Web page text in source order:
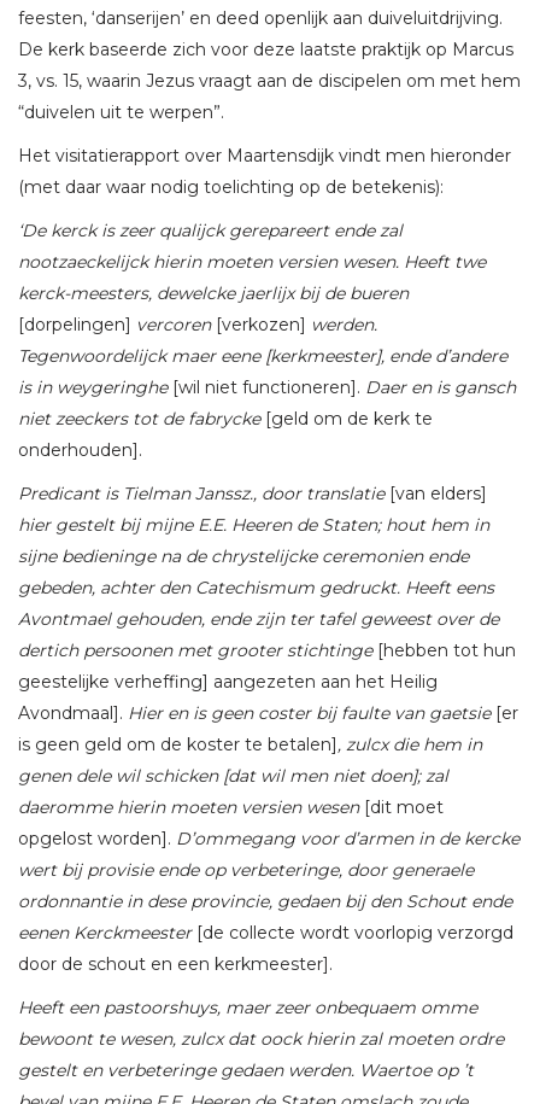
feesten, ‘danserijen’ en deed openlijk aan duiveluitdrijving.
De kerk baseerde zich voor deze laatste praktijk op Marcus
3, vs. 15, waarin Jezus vraagt aan de discipelen om met hem
“duivelen uit te werpen”.
Het visitatierapport over Maartensdijk vindt men hieronder
(met daar waar nodig toelichting op de betekenis):
‘De kerck is zeer qualijck gerepareert ende zal
nootzaeckelijck hierin moeten versien wesen. Heeft twe
kerck-meesters, dewelcke jaerlijx bij de bueren
[dorpelingen] vercoren [verkozen] werden.
Tegenwoordelijck maer eene [kerkmeester], ende d’andere
is in weygeringhe [wil niet functioneren]. Daer en is gansch
niet zeeckers tot de fabrycke[geld om de kerk te
onderhouden].
Predicant is Tielman Janssz., door translatie[van elders]
hier gestelt bij mijne E.E. Heeren de Staten; hout hem in
sijne bedieninge na de chrystelijcke ceremonien ende
gebeden, achter den Catechismum gedruckt. Heeft eens
Avontmael gehouden, ende zijn ter tafel geweest over de
dertich persoonen met grooter stichtinge [hebben tot hun
geestelijke verheffing] aangezeten aan het Heilig
Avondmaal]. Hier en is geen coster bij faulte van gaetsie[er
is geen geld om de koster te betalen], zulcx die hem in
genen dele wil schicken [dat wil men niet doen]; zal
daeromme hierin moeten versien wesen [dit moet
opgelost worden]. D’ommegang voor d’armen in de kercke
wert bij provisie ende op verbeteringe, door generaele
ordonnantie in dese provincie, gedaen bij den Schout ende
eenen Kerckmeester [de collecte wordt voorlopig verzorgd
door de schout en een kerkmeester].
Heeft een pastoorshuys, maer zeer onbequaem omme
bewoont te wesen, zulcx dat oock hierin zal moeten ordre
gestelt en verbeteringe gedaen werden. Waertoe op ’t